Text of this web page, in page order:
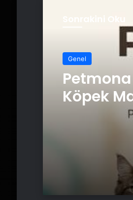
Genel
Petmona
Köpek
Hayvan